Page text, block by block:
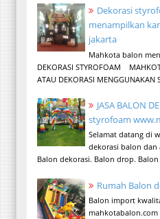
Dekorasi
menampilkan
jakarta
Mahkota balon
DEKORASI STYROFOAM
ATAU DEKORASI MENGGUNAKAN
JASA BALON
styrofoam
Selamat datang di
dekorasi balon dan
Balon dekorasi. Balon drop. Balon
Rumah Balon
Balon import